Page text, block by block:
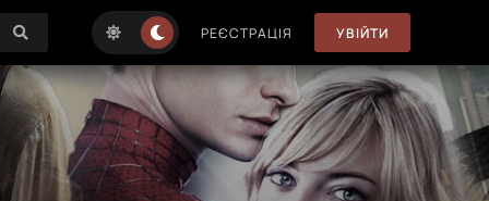
РЕЄСТРАЦІЯ УВІЙТИ